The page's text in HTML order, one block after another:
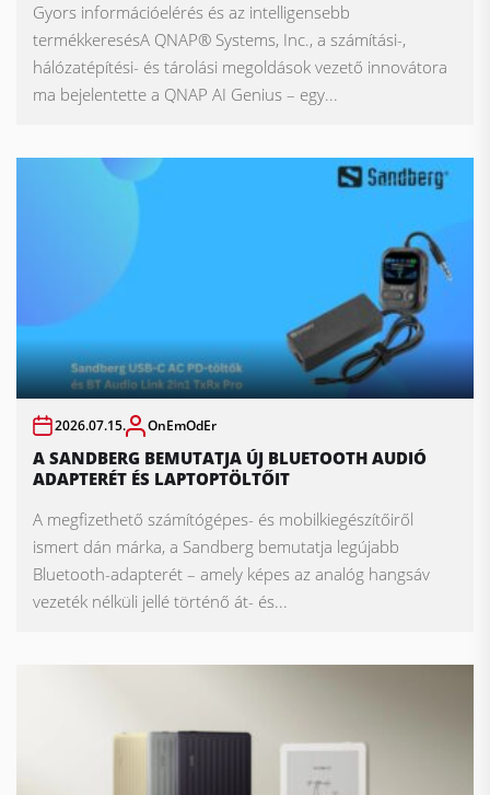
Gyors információelérés és az intelligensebb
termékkeresésA QNAP® Systems, Inc., a számítási-,
hálózatépítési- és tárolási megoldások vezető innovátora
ma bejelentette a QNAP AI Genius – egy...
2026.07.15. OnEmOdEr
A SANDBERG BEMUTATJA ÚJ BLUETOOTH AUDIÓ
ADAPTERÉT ÉS LAPTOPTÖLTŐIT
A megfizethető számítógépes- és mobilkiegészítőiről
ismert dán márka, a Sandberg bemutatja legújabb
Bluetooth-adapterét – amely képes az analóg hangsáv
vezeték nélküli jellé történő át- és...